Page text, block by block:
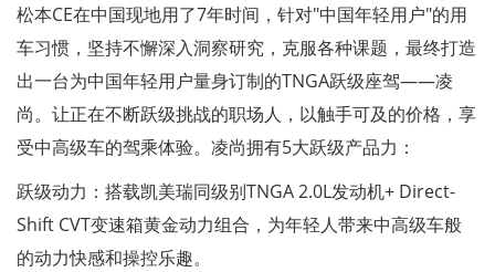
松本CE在中国现地用了7年时间，针对"中国年轻用户"的用
车习惯，坚持不懈深入洞察研究，克服各种课题，最终打造
出一台为中国年轻用户量身订制的TNGA跃级座驾——凌
尚。让正在不断跃级挑战的职场人，以触手可及的价格，享
受中高级车的驾乘体验。凌尚拥有5大跃级产品力：
跃级动力：搭载凯美瑞同级别TNGA 2.0L发动机+ Direct-
Shift CVT变速箱黄金动力组合，为年轻人带来中高级车般
的动力快感和操控乐趣。